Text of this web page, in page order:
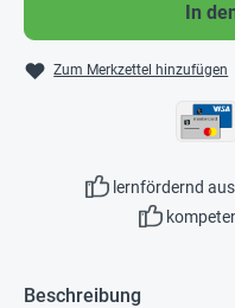
In
Zum Merkzettel hinzufügen
lernfördernd
Beschreibung